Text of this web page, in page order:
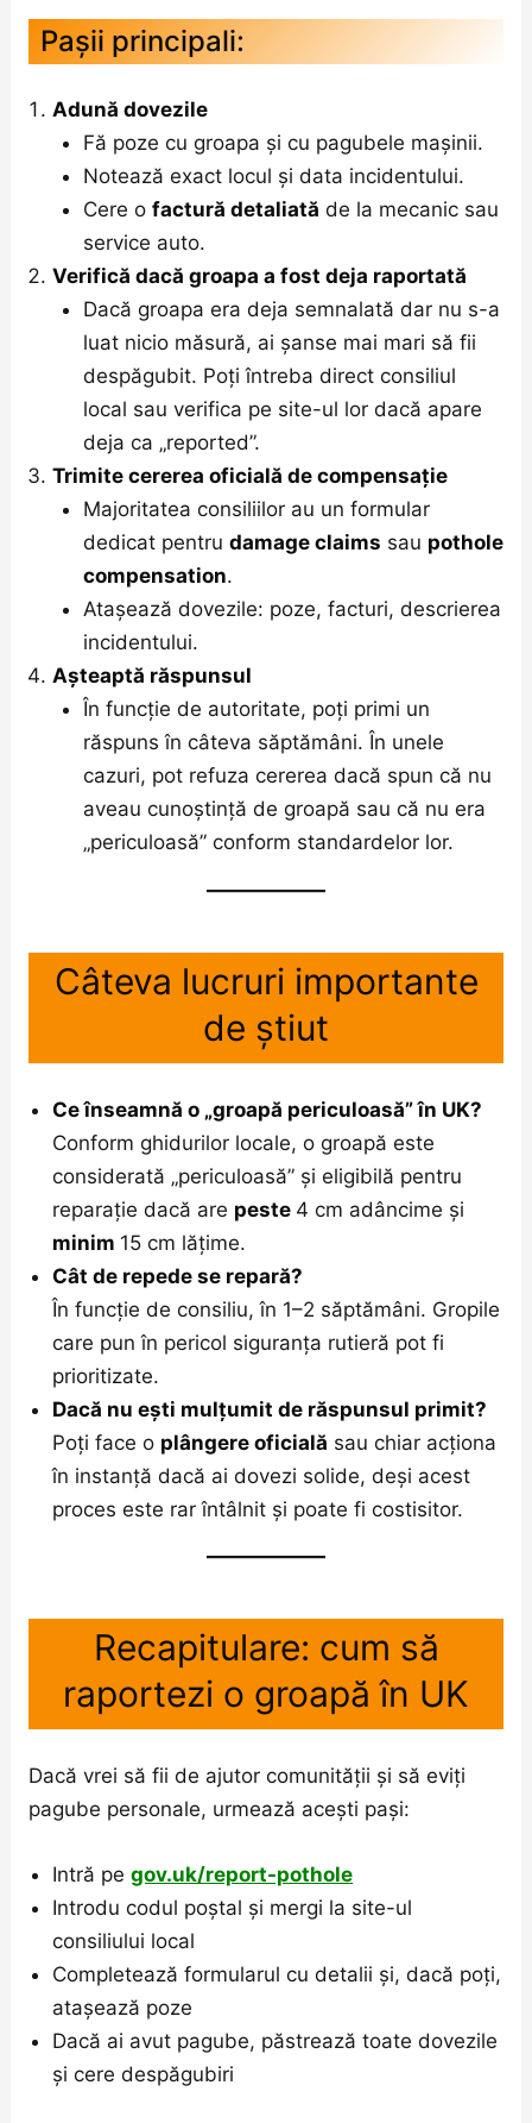
Pașii principali:
Adună dovezile
Fă poze cu groapa și cu pagubele mașinii.
Notează exact locul și data incidentului.
Cere o factură detaliată de la mecanic sau
service auto.
Verifică dacă groapa a fost deja raportată
Dacă groapa era deja semnalată dar nu s-a
luat nicio măsură, ai șanse mai mari să fii
despăgubit. Poți întreba direct consiliul
local sau verifica pe site-ul lor dacă apare
deja ca „reported”.
Trimite cererea oficială de compensație
Majoritatea consiliilor au un formular
dedicat pentru damage claims sau pothole
compensation.
Atașează dovezile: poze, facturi, descrierea
incidentului.
Așteaptă răspunsul
În funcție de autoritate, poți primi un
răspuns în câteva săptămâni. În unele
cazuri, pot refuza cererea dacă spun că nu
aveau cunoștință de groapă sau că nu era
„periculoasă” conform standardelor lor.
Câteva lucruri importante
de știut
Ce înseamnă o „groapă periculoasă” în UK?
Conform ghidurilor locale, o groapă este
considerată „periculoasă” și eligibilă pentru
reparație dacă are peste 4 cm adâncime și
minim 15 cm lățime.
Cât de repede se repară?
În funcție de consiliu, în 1–2 săptămâni. Gropile
care pun în pericol siguranța rutieră pot fi
prioritizate.
Dacă nu ești mulțumit de răspunsul primit?
Poți face o plângere oficială sau chiar acționa
în instanță dacă ai dovezi solide, deși acest
proces este rar întâlnit și poate fi costisitor.
Recapitulare: cum să
raportezi o groapă în UK
Dacă vrei să fii de ajutor comunității și să eviți
pagube personale, urmează acești pași:
Intră pegov.uk/report-pothole
Introdu codul poștal și mergi la site-ul
consiliului local
Completează formularul cu detalii și, dacă poți,
atașează poze
Dacă ai avut pagube, păstrează toate dovezile
și cere despăgubiri